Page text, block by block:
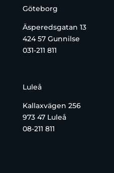
Göteborg
Äsperedsgatan 13
424 57 Gunnilse
031-211 811
Luleå
Kallaxvägen 256
973 47 Luleå
08-211 811